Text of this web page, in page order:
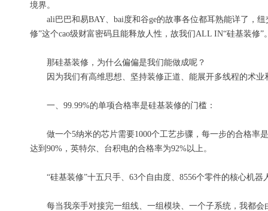
境界。
ali巴巴和易BAY、 bai度和谷ge的故事各位都耳熟能详了，
修”这个cao级财富密码 且 能释放人性 ，故我们ALL IN“硅基装修”
那硅基装修，为什么偏偏是我们能做成呢？
因为我们有高维思想、 坚持装修正道、 能展开多线程的术业
一、99.99%的单项合格率是硅基装修的门槛 ：
做一个5纳米的芯片需要1000个工艺步骤， 每一步的合格率
达到 90%， 英特尔、台积电的合格率为92%以上。
“硅基装修”十五只手、63个自由度、8556个零件的核心机器
每当我亲手对接完一组线、一组 模块、一个子系统 ，我都